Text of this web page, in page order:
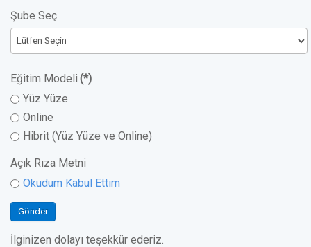
Şube Seç
Eğitim Modeli (*)
Yüz Yüze
Online
Hibrit (Yüz Yüze ve Online)
Açık Rıza Metni
Okudum Kabul Ettim
Gönder
İlginizen dolayı teşekkür ederiz.